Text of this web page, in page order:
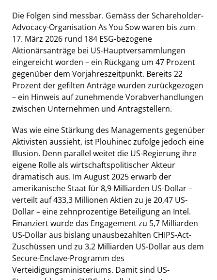
Die Folgen sind messbar. Gemäss der Schareholder-
Advocacy-Organisation As You Sow waren bis zum
17. März 2026 rund 184 ESG-bezogene
Aktionärsanträge bei US-Hauptversammlungen
eingereicht worden – ein Rückgang um 47 Prozent
gegenüber dem Vorjahreszeitpunkt. Bereits 22
Prozent der gefilten Anträge wurden zurückgezogen
– ein Hinweis auf zunehmende Vorabverhandlungen
zwischen Unternehmen und Antragstellern.
Was wie eine Stärkung des Managements gegenüber
Aktivisten aussieht, ist Plouhinec zufolge jedoch eine
Illusion. Denn parallel weitet die US-Regierung ihre
eigene Rolle als wirtschaftspolitischer Akteur
dramatisch aus. Im August 2025 erwarb der
amerikanische Staat für 8,9 Milliarden US-Dollar –
verteilt auf 433,3 Millionen Aktien zu je 20,47 US-
Dollar – eine zehnprozentige Beteiligung an Intel.
Finanziert wurde das Engagement zu 5,7 Milliarden
US-Dollar aus bislang unausbezahlten CHIPS-Act-
Zuschüssen und zu 3,2 Milliarden US-Dollar aus dem
Secure-Enclave-Programm des
Verteidigungsministeriums. Damit sind US-